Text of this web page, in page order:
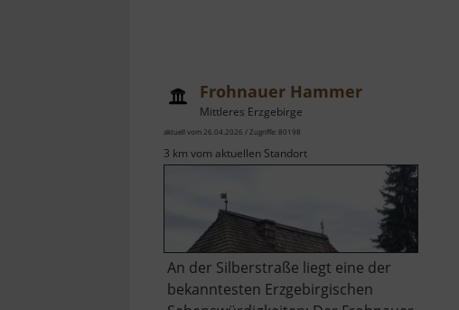
Frohnauer Hammer
Mittleres Erzgebirge
aktuell vom 26.04.2026 / Zugriffe: 80198
3 km vom aktuellen Standort
An der Silberstraße liegt eine der
bekanntesten Erzgebirgischen